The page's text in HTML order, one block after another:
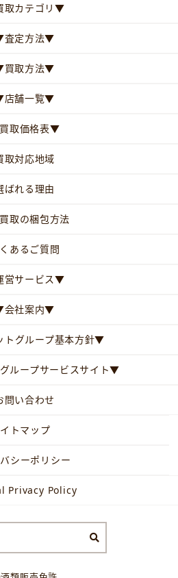
カテゴリ▼
定方法▼
取方法▼
舗一覧▼
取価格表▼
取対応地域
ばれる理由
取の梱包方法
あるご質問
サービス▼
社案内▼
グループ基本方針▼
ループサービスサイト▼
問い合わせ
トマップ
シーポリシー
Privacy Policy